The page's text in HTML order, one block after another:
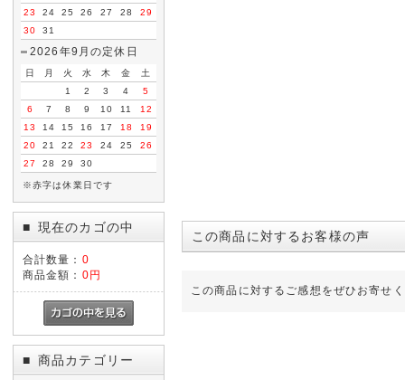
23
24 25 26 27 28
29
30
31
2026年9月の定休日
日 月 火 水 木 金
土
1
2 3 4
5
6
7 8 9 10 11
12
13
14 15 16 17 18
19
20
21 22 23 24 25
26
27
28 29 30
※赤字は休業日です
■ 現在のカゴの中
合計数量： 0
商品金額： 0円
■ 商品カテゴリー
この商品に対するお客様の声
この商品に対するご感想をぜひお寄せ